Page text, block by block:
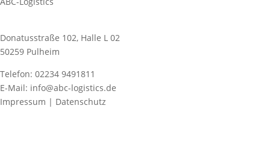
Donatusstraße 102, Halle L 02
50259 Pulheim
Telefon: 02234 9491811
E-Mail: info@abc-logistics.de
Impressum | Datenschutz